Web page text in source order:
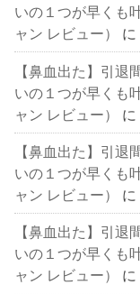
いの１つが早くも
ャン レビュー）
に
【鼻血出た】引
いの１つが早くも
ャン レビュー）
に
【鼻血出た】引
いの１つが早くも
ャン レビュー）
に
【鼻血出た】引
いの１つが早くも
ャン レビュー）
に